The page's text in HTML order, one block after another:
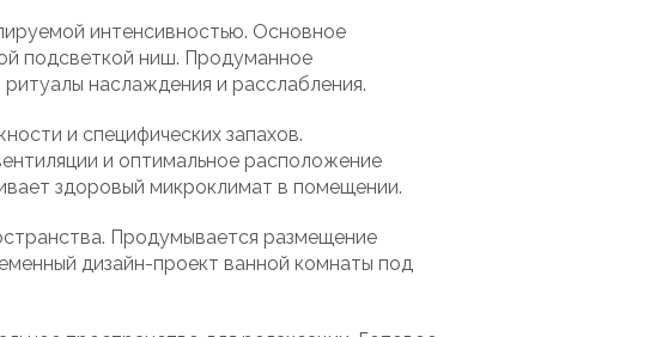
интенсивностью. Основное
подсветкой ниш. Продуманное
наслаждения и расслабления.
и специфических запахов.
и оптимальное расположение
здоровый микроклимат в помещении.
Продумывается размещение
дизайн-проект ванной комнаты под